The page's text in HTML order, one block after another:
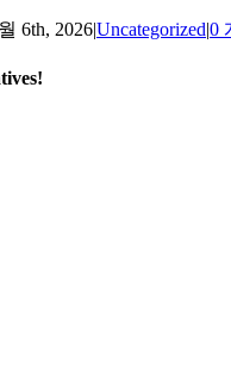
6th, 2026|Uncategorized|0